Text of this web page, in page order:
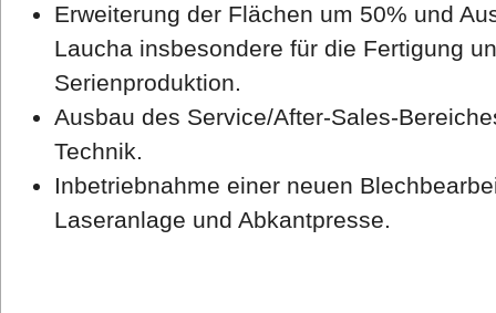
Erweiterung der Flächen um 50% und
Laucha insbesondere für die Fertigung
Serienproduktion.
Ausbau des Service/After-Sales-
Technik.
Inbetriebnahme einer neuen
Laseranlage und Abkantpresse.